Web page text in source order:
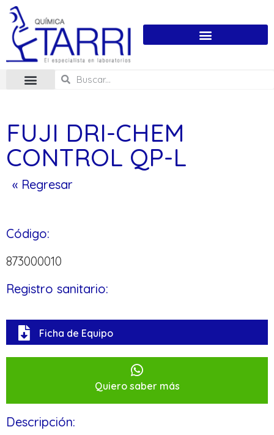
FUJI DRI-CHEM
CONTROL QP-L
« Regresar
Código:
873000010
Registro sanitario:
Ficha de Equipo
Quiero saber más
Descripción: